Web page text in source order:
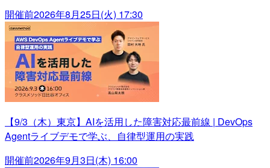
開催前2026年8月25日(火) 17:30
【9/3（木）東京】AIを活用した障害対応最前線 | DevOps
Agentライブデモで学ぶ、自律型運用の実践
開催前2026年9月3日(木) 16:00